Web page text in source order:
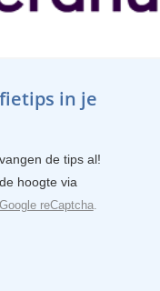
in je
de tips al!
hoogte via
Google reCaptcha.